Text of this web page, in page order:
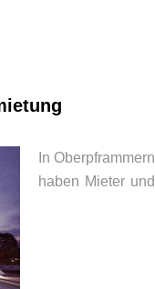
In Oberpframmern
haben Mieter und